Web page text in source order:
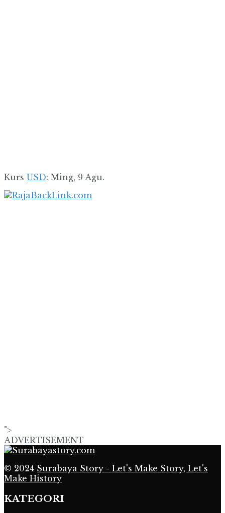
Kurs USD: Ming, 9 Agu.
">
ADVERTISEMENT
© 2024 Surabaya Story - Let's Make Story, Let's
Make History
KATEGORI